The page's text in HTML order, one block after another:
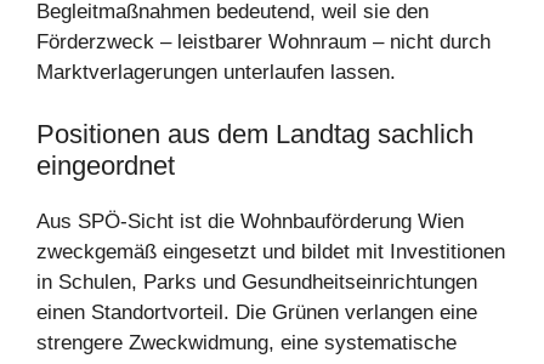
Begleitmaßnahmen bedeutend, weil sie den
Förderzweck – leistbarer Wohnraum – nicht durch
Marktverlagerungen unterlaufen lassen.
Positionen aus dem Landtag sachlich
eingeordnet
Aus SPÖ-Sicht ist die Wohnbauförderung Wien
zweckgemäß eingesetzt und bildet mit Investitionen
in Schulen, Parks und Gesundheitseinrichtungen
einen Standortvorteil. Die Grünen verlangen eine
strengere Zweckwidmung, eine systematische